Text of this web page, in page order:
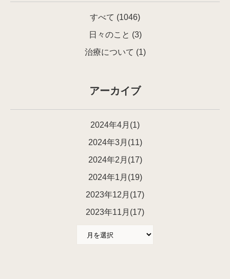
すべて (1046)
日々のこと (3)
治療について (1)
アーカイブ
2024年4月(1)
2024年3月(11)
2024年2月(17)
2024年1月(19)
2023年12月(17)
2023年11月(17)